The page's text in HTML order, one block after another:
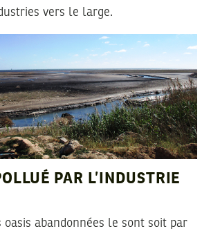
vers le large.
PAR L’INDUSTRIE
oasis abandonnées le sont soit par